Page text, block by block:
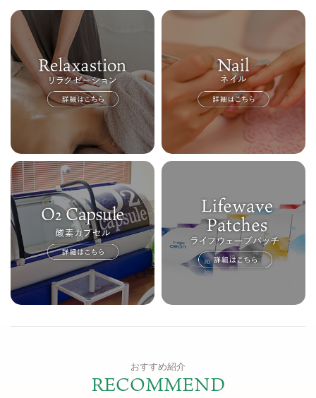
おすすめ紹介
RECOMMEND